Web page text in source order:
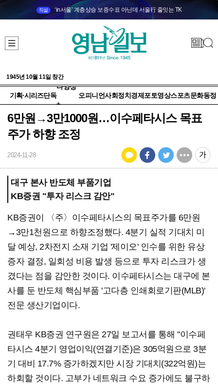
직설 ‘in서울’ 계층상승 보증수표 아닌데 서울行 줄잇는 TK
1945년 10월 11일 창간
기획·시리즈단독
다양성
+
오피니언사회정치 경제 포토영상스포츠문화동정
6만원→3만1000원…이수페타시스 목표
주가 하향 조정
2024-11-28
대구 본사 반도체 부품기업
KB증권 "투자 리스크 감안"
KB증권이 〈주〉이수페타시스의 목표주가를 6만원
→3만1천원으로 하향조정했다. 4분기 실적 기대치 미
달 예상, 2차전지 소재 기업 '제이오' 인수를 위한 유상
증자 결정, 일회성 비용 발생 등으로 투자 리스크가 생
겼다는 점을 감안한 것이다. 이수페타시스는 대구에 본
사를 둔 반도체 핵심부품 '고다층 인쇄회로기판(MLB)'
전문 생산기업이다.
권태우 KB증권 연구원은 27일 보고서를 통해 "이수페
타시스 4분기 영업이익(연결기준)은 305억원으로 3분
기 대비 17.7% 증가하겠지만 시장 기대치(322억원)는
하회할 것이다. 고부가 네트워크 수요 증가에도 불구하